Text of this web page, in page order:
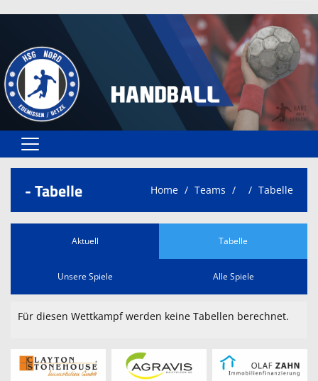
Home
Trainer
Trainingszeiten
- Tabelle Home Teams Tabelle
Aktuell Tabelle
Unsere Spiele Alle Spiele
Für diesen Wettkampf werden keine Tabellen berechnet.